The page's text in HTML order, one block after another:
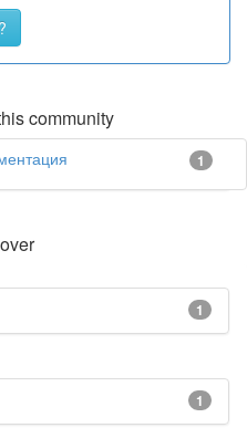
community
1
1
1